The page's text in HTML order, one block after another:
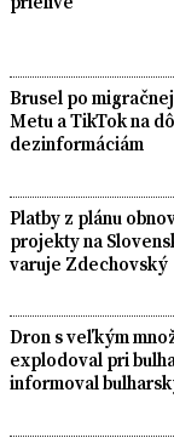
Brusel po
Metu a TikTok na
dezinformáciám
Platby z plánu
projekty na
varuje Zdechovský
Dron s veľkým
explodoval pri
informoval